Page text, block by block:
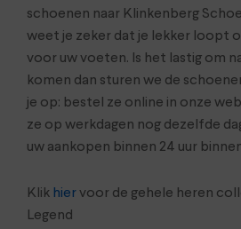
schoenen naar Klinkenberg
weet je zeker dat je lekker loopt
voor uw voeten. Is het lastig om
komen dan sturen we de
je op: bestel ze online in onze
ze op werkdagen nog dezelfde
uw aankopen binnen 24 uur
Klik hiervoor de gehele heren
Legend